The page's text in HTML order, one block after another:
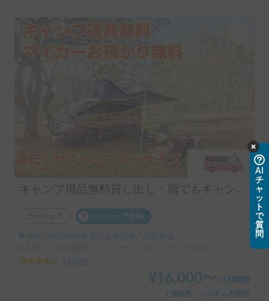
キャンプ用品無料貸し出し・雨でもキャンプ可能（マイカー預かりは一次中断中です）
カーシェア カーシェア保険
神奈川県川崎市中原区上小田中, ' 武蔵新城
4.93
29
¥ 16,000〜 /24時間
＋保険料・システム利用料
AI
チ
ャ
ッ
ト
で
質
問